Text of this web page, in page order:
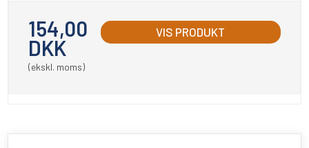
154,00
DKK
(ekskl. moms)
VIS PRODUKT